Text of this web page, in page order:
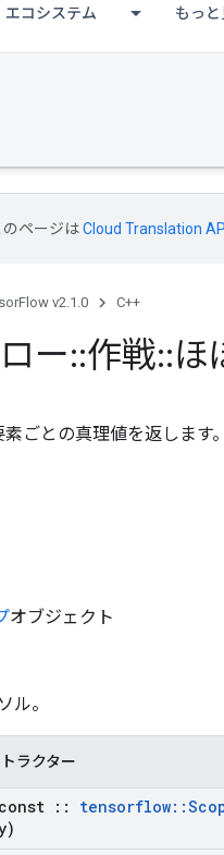
エコシステム もっと
のページはCloud Translation API
v2.1.0 C++
ー::作戦::ほ
ごとの真理値を返します。
オブジェクト
ル。
ラクター
:: tensorflow::